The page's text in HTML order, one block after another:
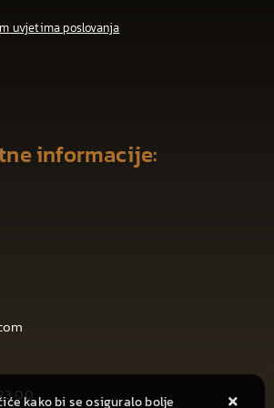
uvjetima poslovanja
informacije:
kako bi se osiguralo bolje